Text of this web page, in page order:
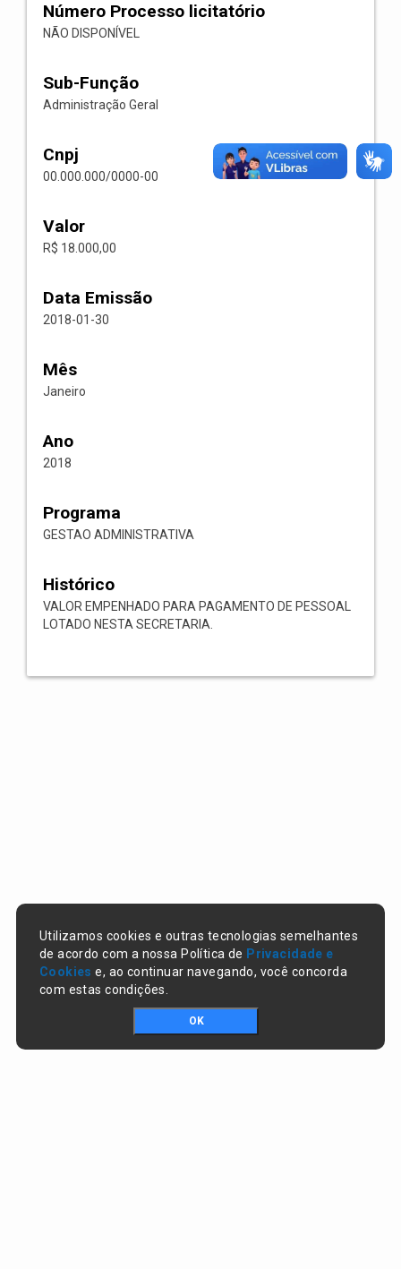
Número Processo licitatório
NÃO DISPONÍVEL
Sub-Função
Administração Geral
Cnpj
00.000.000/0000-00
Valor
R$ 18.000,00
Data Emissão
2018-01-30
Mês
Janeiro
Ano
2018
Programa
GESTAO ADMINISTRATIVA
Histórico
VALOR EMPENHADO PARA PAGAMENTO DE PESSOAL
LOTADO NESTA SECRETARIA.
Utilizamos cookies e outras tecnologias semelhantes
de acordo com a nossa Política de Privacidade e
Cookies e, ao continuar navegando, você concorda
com estas condições.
OK